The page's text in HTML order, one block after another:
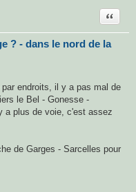
? - dans le nord de la
endroits, il y a pas mal de
le Bel - Gonesse -
a plus de voie, c'est assez
de Garges - Sarcelles pour